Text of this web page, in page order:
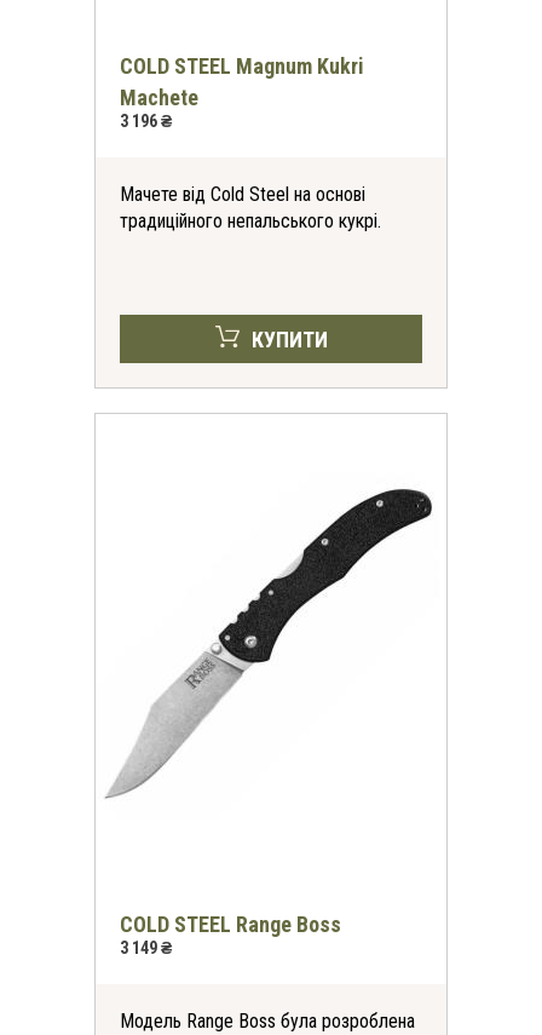
COLD STEEL Magnum Kukri
Machete
3 196 ₴
Мачете від Cold Steel на основі
традиційного непальського кукрі.
КУПИТИ
COLD STEEL Range Boss
3 149 ₴
Модель Range Boss була розроблена